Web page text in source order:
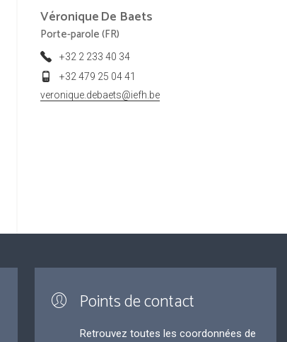
VéroniqueDe Baets
Porte-parole (FR)
+32 2 233 40 34
+32 479 25 04 41
veronique.debaets@iefh.be
Points de contact
Retrouvez toutes les coordonnées de